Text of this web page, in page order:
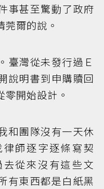
事甚至驚動了政府
爾的說。
臺灣從未發行過Ｅ
說明書到申購贖回
開始設計。
和團隊沒有一天休
師逐字逐條寫契
從來沒有這些文
有東西都是白紙黑